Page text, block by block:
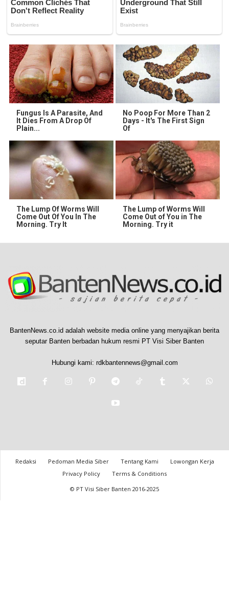
Fungus Is A Parasite, And
It Dies From A Drop Of
Plain...
No Poop For More Than 2
Days - It's The First Sign
Of
The Lump Of Worms Will
Come Out Of You In The
Morning. Try It
The Lump of Worms Will
Come Out of You in The
Morning. Try it
BantenNews.co.id adalah website media online yang menyajikan berita
seputar Banten berbadan hukum resmi PT Visi Siber Banten
Hubungi kami: rdkbantennews@gmail.com
Redaksi Pedoman Media Siber Tentang Kami
Lowongan Kerja
Privacy Policy
Terms & Conditions
© PT Visi Siber Banten 2016-2025